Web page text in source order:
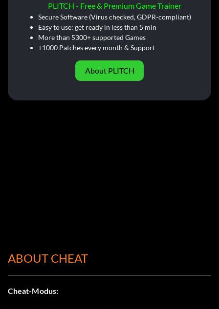
PLITCH - Free & Premium Game Trainer
Secure Software (Virus checked, GDPR-compliant)
Easy to use: get ready in less than 5 min
More than 5300+ supported Games
+1000 Patches every month & Support
About PLITCH
ABOUT CHEAT
Cheat-Modus: